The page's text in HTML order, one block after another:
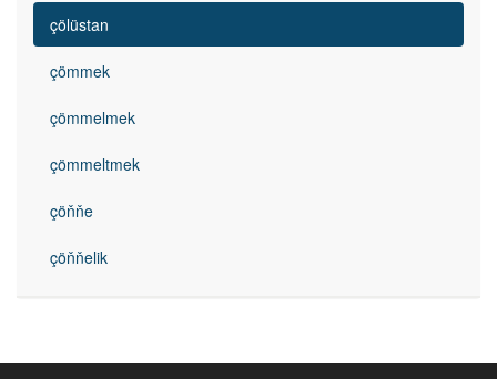
çölüstan
çömmek
çömmelmek
çömmeltmek
çöňňe
çöňňelik